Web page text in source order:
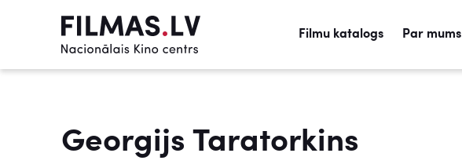
Filmu katalogs Par mums
Georgijs Taratorkins